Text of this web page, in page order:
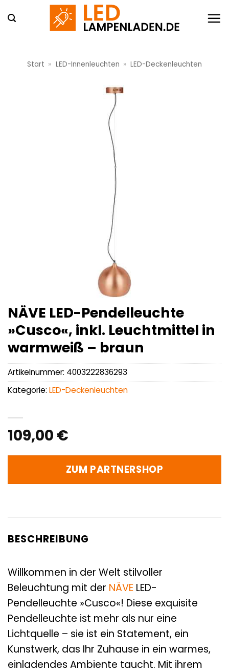
Inhalt
Start » LED-Innenleuchten » LED-Deckenleuchten
NÄVE LED-Pendelleuchte
»Cusco«, inkl. Leuchtmittel in
warmweiß – braun
109,00 €
ZUM PARTNERSHOP
Artikelnummer: 4003222836293
Kategorie: LED-Deckenleuchten
BESCHREIBUNG
Willkommen in der Welt stilvoller
Beleuchtung mit der NÄVE LED-
Pendelleuchte »Cusco«! Diese exquisite
Pendelleuchte ist mehr als nur eine
Lichtquelle – sie ist ein Statement, ein
Kunstwerk, das Ihr Zuhause in ein warmes,
einladendes Ambiente taucht. Mit ihrem